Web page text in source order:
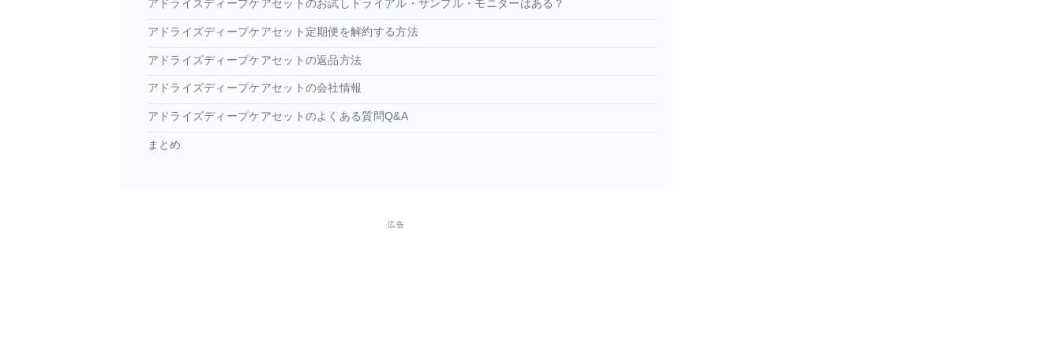
アドライズディープケアセットのお試しトライアル・サンプル・モニターはある？
アドライズディープケアセット定期便を解約する方法
アドライズディープケアセットの返品方法
アドライズディープケアセットの会社情報
アドライズディープケアセットのよくある質問Q&A
まとめ
広告